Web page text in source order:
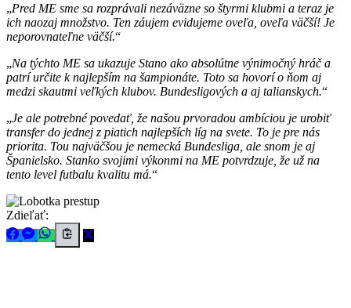
Pred ME sme sa rozprávali nezáväzne so štyrmi klubmi a teraz je
ich naozaj množstvo. Ten záujem evidujeme oveľa, oveľa väčší! Je
neporovnateľne väčší.
Na týchto ME sa ukazuje Stano ako absolútne výnimočný hráč a
patrí určite k najlepším na šampionáte. Toto sa hovorí o ňom aj
medzi skautmi veľkých klubov. Bundesligových a aj talianskych.
Je ale potrebné povedať, že našou prvoradou ambíciou je urobiť
transfer do jednej z piatich najlepších líg na svete. To je pre nás
priorita. Tou najväčšou je nemecká Bundesliga, ale snom je aj
Španielsko. Stanko svojimi výkonmi na ME potvrdzuje, že už na
tento level futbalu kvalitu má.
Zdieľať: